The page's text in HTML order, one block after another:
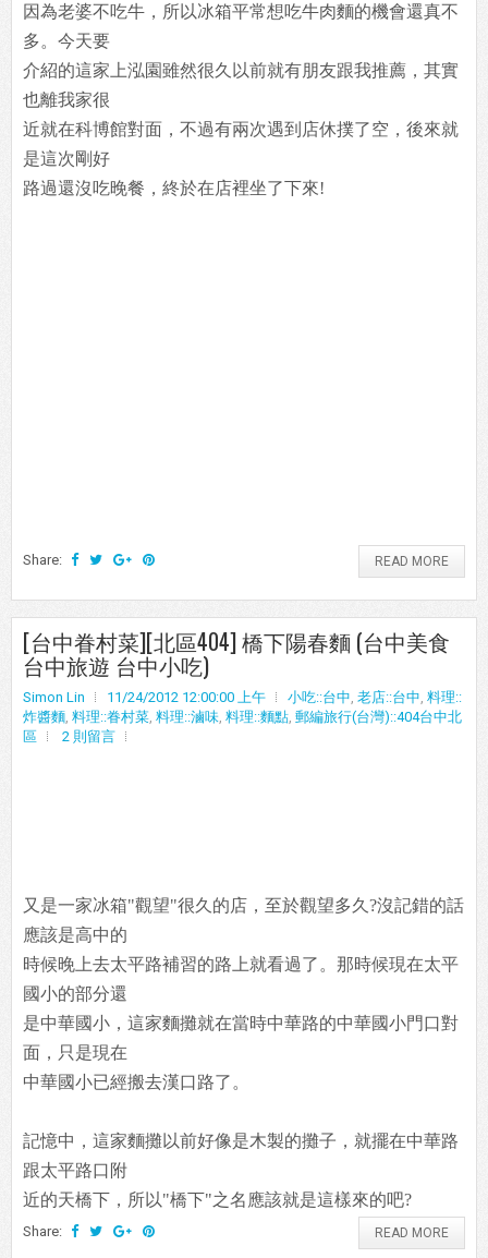
因為老婆不吃牛，所以冰箱平常想吃牛肉麵的機會還真不
多。今天要
介紹的這家上泓園雖然很久以前就有朋友跟我推薦，其實
也離我家很
近就在科博館對面，不過有兩次遇到店休撲了空，後來就
是這次剛好
路過還沒吃晚餐，終於在店裡坐了下來!
Share: READ MORE
[台中眷村菜][北區404] 橋下陽春麵 (台中美食
台中旅遊 台中小吃)
Simon Lin 11/24/2012 12:00:00 上午 小吃::台中 老店::台中 料理::
炸醬麵 料理::眷村菜 料理::滷味 料理::麵點 郵編旅行(台灣)::404台中北
區
2 則留言
又是一家冰箱"觀望"很久的店，至於觀望多久?沒記錯的話
應該是高中的
時候晚上去太平路補習的路上就看過了。那時候現在太平
國小的部分還
是中華國小，這家麵攤就在當時中華路的中華國小門口對
面，只是現在
中華國小已經搬去漢口路了。
記憶中，這家麵攤以前好像是木製的攤子，就擺在中華路
跟太平路口附
近的天橋下，所以"橋下"之名應該就是這樣來的吧?
Share: READ MORE